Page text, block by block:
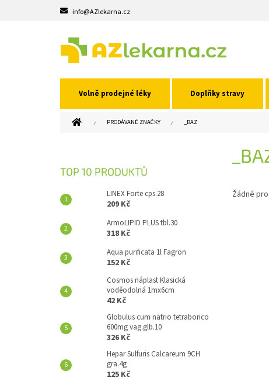
info@AZlekarna.cz
Volně prodejné léky Doplňky stravy
DOMŮ PRODÁVANÉ ZNAČKY _BAZ
TOP 10 PRODUKTŮ
LINEX Forte cps.28
209 Kč
ArmoLIPID PLUS tbl.30
318 Kč
Aqua purificata 1l Fagron
152 Kč
Cosmos náplast Klasická
voděodolná 1mx6cm
42 Kč
Globulus cum natrio tetraborico
600mg vag.glb.10
326 Kč
Hepar Sulfuris Calcareum 9CH
gra.4g
125 Kč
Žádné